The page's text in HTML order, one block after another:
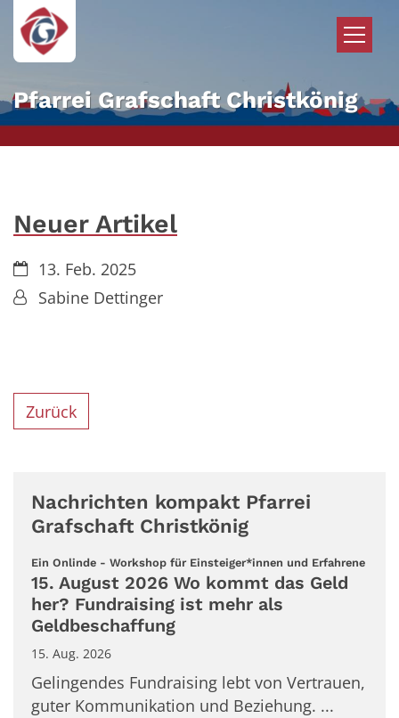
Zum Inhalt springen
Pfarrei Grafschaft Christkönig
Neuer Artikel
Datum:13. Feb. 2025
Von:Sabine Dettinger
Zurück
Nachrichten kompakt Pfarrei
Grafschaft Christkönig
Ein Onlinde - Workshop für Einsteiger*innen und Erfahrene:
15. August 2026 Wo kommt das Geld
her? Fundraising ist mehr als
Geldbeschaffung
15. Aug. 2026
Gelingendes Fundraising lebt von Vertrauen,
guter Kommunikation und Beziehung. ...